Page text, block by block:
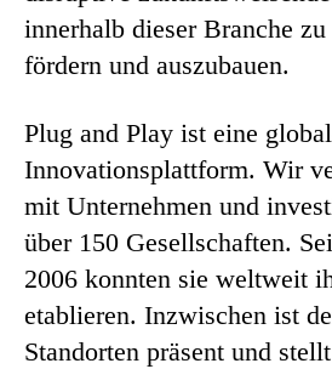
innerhalb dieser Branche
fördern und auszubauen.
Plug and Play ist eine
Innovationsplattform. Wir
mit Unternehmen und
über 150 Gesellschaften.
2006 konnten sie weltweit
etablieren. Inzwischen ist
Standorten präsent und